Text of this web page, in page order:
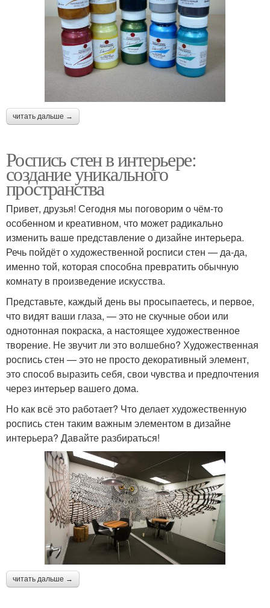
читать дальше →
Роспись стен в интерьере:
создание уникального
пространства
Привет, друзья! Сегодня мы поговорим о чём-то
особенном и креативном, что может радикально
изменить ваше представление о дизайне интерьера.
Речь пойдёт о художественной росписи стен — да-да,
именно той, которая способна превратить обычную
комнату в произведение искусства.
Представьте, каждый день вы просыпаетесь, и первое,
что видят ваши глаза, — это не скучные обои или
однотонная покраска, а настоящее художественное
творение. Не звучит ли это волшебно? Художественная
роспись стен — это не просто декоративный элемент,
это способ выразить себя, свои чувства и предпочтения
через интерьер вашего дома.
Но как всё это работает? Что делает художественную
роспись стен таким важным элементом в дизайне
интерьера? Давайте разбираться!
читать дальше →